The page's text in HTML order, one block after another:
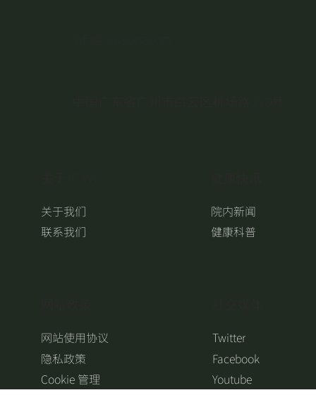
关于我们
联系我们
院内新闻
健康科普
网站使用协议
隐私政策
Cookie 管理
Twitter
Facebook
Youtube